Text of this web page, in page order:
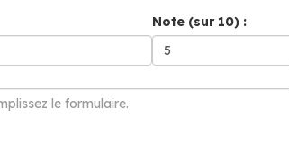
Note (sur 10) :